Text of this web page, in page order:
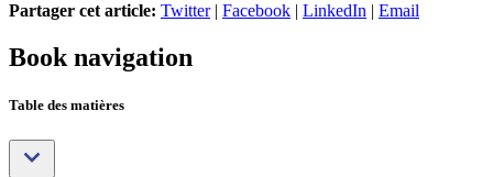
Partager cet article: Twitter| Facebook | LinkedIn | Email
Book navigation
Table des matières